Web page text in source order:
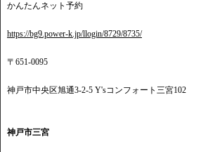
かんたんネット予約
https://bg9.power-k.jp/llogin/8729/8735/
〒651-0095
神戸市中央区旭通3-2-5 Y'sコンフォート三宮102
神戸市三宮